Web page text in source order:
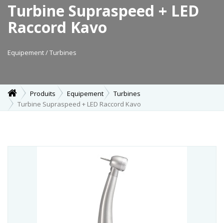
Turbine Supraspeed + LED
Raccord Kavo
Equipement / Turbines
Produits Equipement
Turbines
Turbine Supraspeed + LED Raccord Kavo